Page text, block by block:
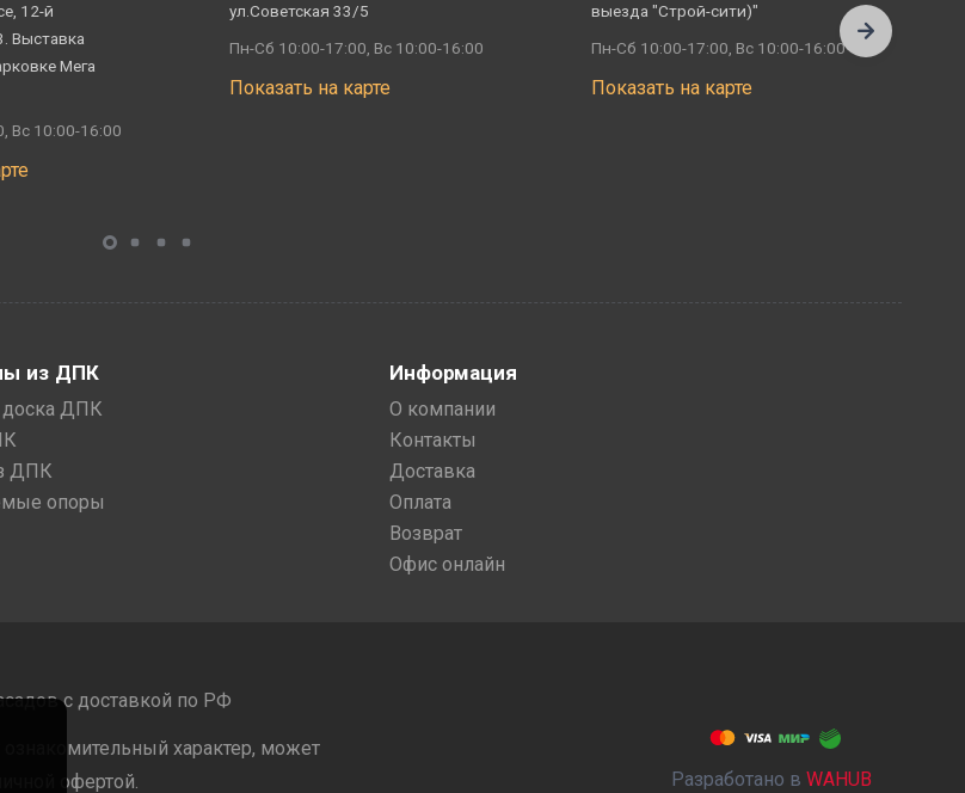
12-й
Выставка
Мега
Вс 10:00-16:00
ул.Советская 33/5
Пн-Сб 10:00-17:00, Вс 10:00-16:00
Показать на карте
выезда "Строй-сити)"
Пн-Сб 10:00-17:00, Вс 10:00-16:00
Показать на карте
из ДПК
доска ДПК
ДПК
опоры
Информация
О компании
Контакты
Доставка
Оплата
Возврат
Офис онлайн
с доставкой по РФ
характер, может
офертой.
Разработано вWAHUB